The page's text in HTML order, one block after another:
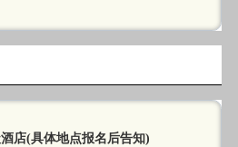
店(具体地点报名后告知)